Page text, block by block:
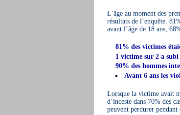
L’âge au moment des
résultats de l’enquête.
avant l’âge de 18 ans,
81% des victimes
1 victime sur 2 a subi
90% des hommes
Avant 6 ans les
Lorsque la victime avait
d’inceste dans 70% des
peuvent perdurer pendant